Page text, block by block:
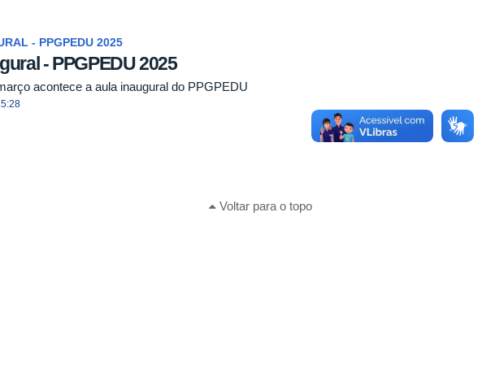
- PPGPEDU 2025
- PPGPEDU 2025
acontece a aula inaugural do PPGPEDU
Voltar para o topo